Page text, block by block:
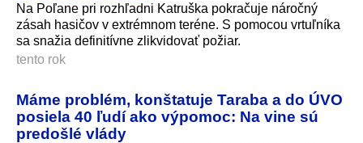
Na Poľane pri rozhľadni Katruška pokračuje náročný
zásah hasičov v extrémnom teréne. S pomocou vrtuľníka
sa snažia definitívne zlikvidovať požiar.
tento rok
Máme problém, konštatuje Taraba a do ÚVO
posiela 40 ľudí ako výpomoc: Na vine sú
predošlé vlády